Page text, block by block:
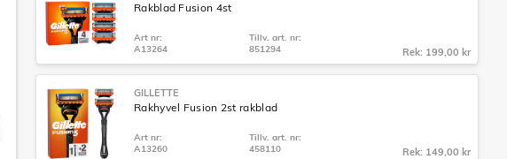
Rakblad Fusion 4st
Art nr:
A13264
Tillv. art. nr:
851294
Rek: 199,00 kr
GILLETTE
Rakhyvel Fusion 2st rakblad
Art nr:
A13260
Tillv. art. nr:
458110
Rek: 149,00 kr